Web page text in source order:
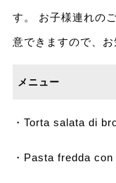
す。 お子様連れの
意できますので、お
メニュー
・Torta salata di
・Pasta fredda